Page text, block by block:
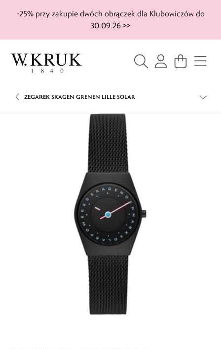
-25% przy zakupie dwóch obrączek dla Klubowiczów do
30.09.26 >>
ZEGAREK SKAGEN GRENEN LILLE SOLAR